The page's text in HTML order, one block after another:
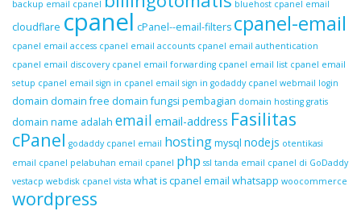
backup email cpanel
bluehost cpanel email
cloudflare cpanel cPanel--email-filters cpanel-email
cpanel email access cpanel email accounts cpanel email authentication
cpanel email discovery cpanel email forwarding cpanel email list cpanel email
setup cpanel email sign in cpanel email sign in godaddy cpanel webmail login
domain domain free domain fungsi pembagian domain hosting gratis
domain name adalah email email-address Fasilitas
cPanel godaddy cpanel email hostingmysql nodejs otentikasi
email cpanel pelabuhan email cpanel php ssl tanda email cpanel di GoDaddy
vestacp webdisk cpanel vista what is cpanel email whatsapp woocommerce
wordpress